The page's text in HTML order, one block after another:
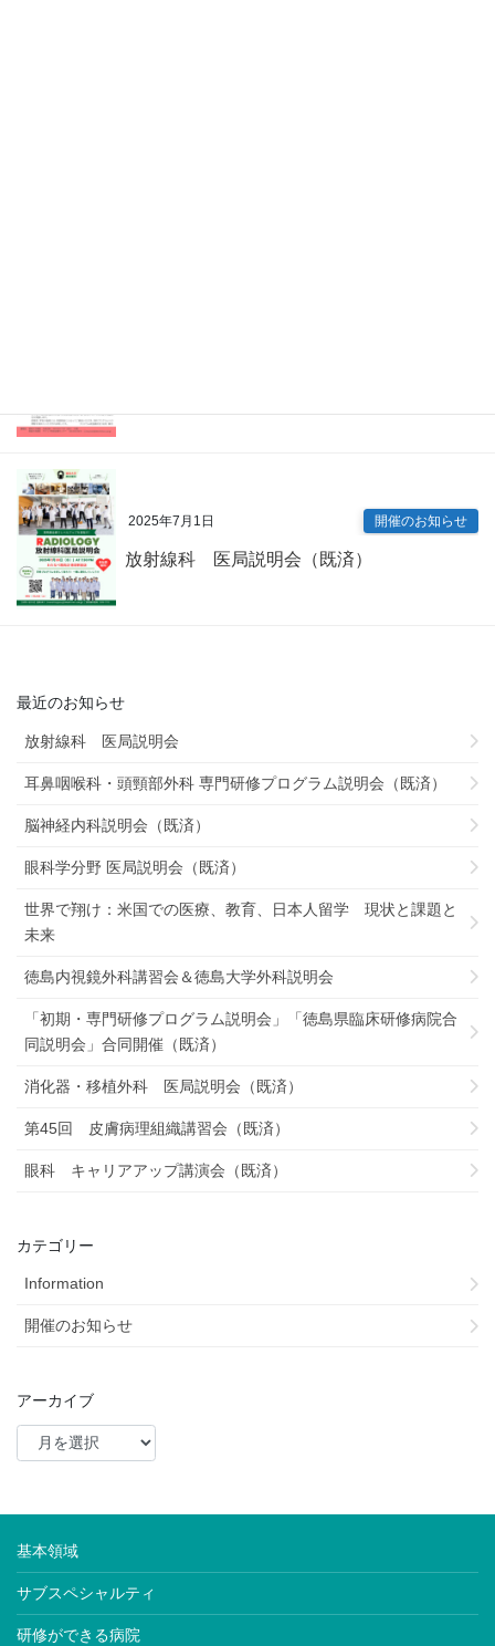
2025年7月1日 開催のお知らせ
放射線科 医局説明会（既済）
最近のお知らせ
放射線科 医局説明会
耳鼻咽喉科・頭頸部外科 専門研修プログラム説明会（既済）
脳神経内科説明会（既済）
眼科学分野 医局説明会（既済）
世界で翔け：米国での医療、教育、日本人留学 現状と課題と
未来
徳島内視鏡外科講習会＆徳島大学外科説明会
「初期・専門研修プログラム説明会」「徳島県臨床研修病院合
同説明会」合同開催（既済）
消化器・移植外科 医局説明会（既済）
第45回 皮膚病理組織講習会（既済）
眼科 キャリアアップ講演会（既済）
カテゴリー
Information
開催のお知らせ
アーカイブ
基本領域
サブスペシャルティ
研修ができる病院